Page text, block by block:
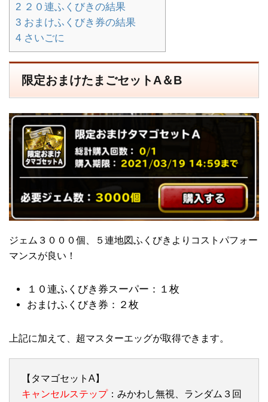
2 ２０連ふくびきの結果
3 おまけふくびき券の結果
4 さいごに
限定おまけたまごセットA＆B
ジェム３０００個、５連地図ふくびきよりコストパフォー
マンスが良い！
１０連ふくびき券スーパー：１枚
おまけふくびき券：２枚
上記に加えて、超マスターエッグが取得できます。
【タマゴセットA】
キャンセルステップ ：みかわし無視、ランダム３回